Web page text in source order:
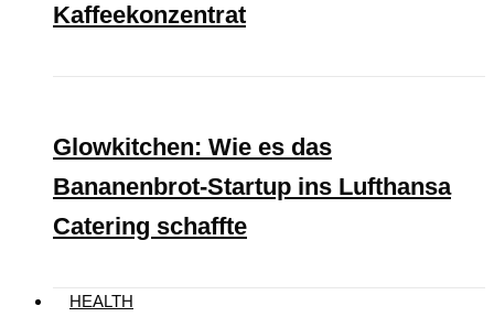
Kaffeekonzentrat
Glowkitchen: Wie es das
Bananenbrot-Startup ins Lufthansa
Catering schaffte
HEALTH